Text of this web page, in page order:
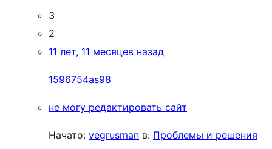
3
2
11 лет, 11 месяцев назад
1596754as98
не могу редактировать сайт
Начато: vegrusman в: Проблемы и решения